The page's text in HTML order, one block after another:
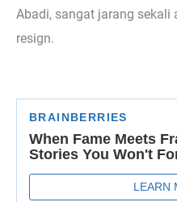
Abadi, sangat jarang sekali
resign.